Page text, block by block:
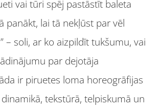
vai tūri spēj pastāstīt baleta
panākt, lai tā nekļūst par vēl
– soli, ar ko aizpildīt tukšumu, vai
par dejotāja
ir piruetes loma horeogrāfijas
tekstūrā, telpiskumā un